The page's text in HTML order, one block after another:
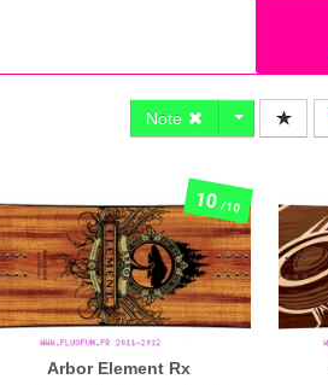
Note
Arbor Element Rx
10/10